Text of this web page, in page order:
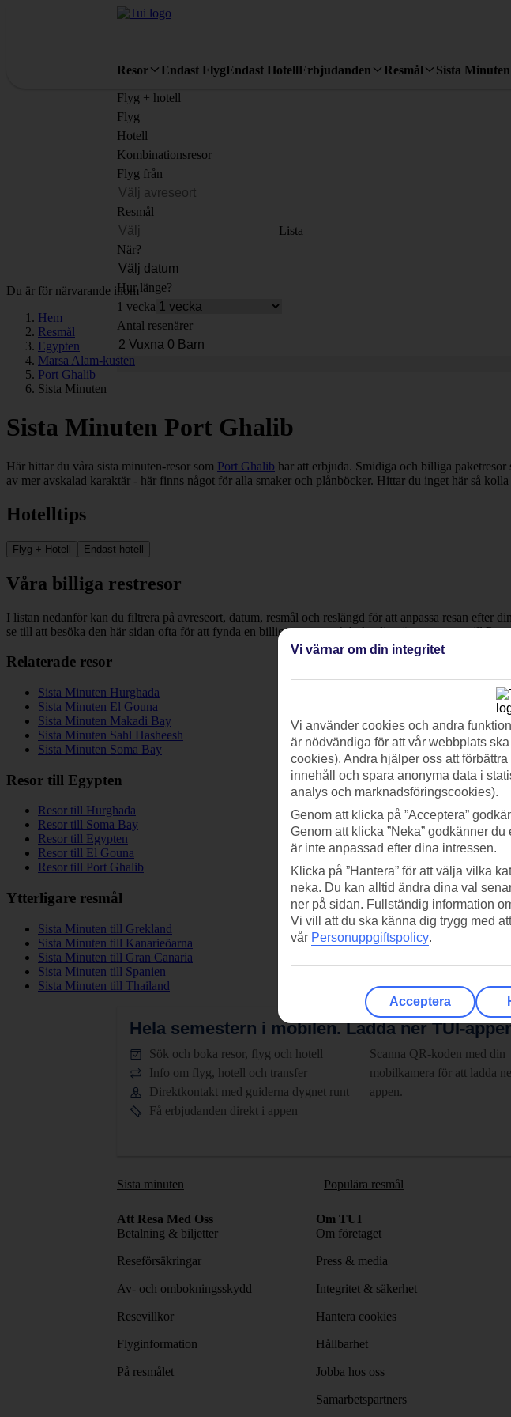
Resor Endast FlygEndast HotellErbjudanden Resmål Sista Minuten
Flyg + hotell
Flyg
Hotell
Kombinationsresor
Flyg från
Resmål
Lista
När?
Hur länge?
1 vecka
Antal resenärer
Du är för närvarande inom
Hem
Resmål
Egypten
Marsa Alam-kusten
Port Ghalib
Sista Minuten
Sista Minuten Port Ghalib
Här hittar du våra sista minuten-resor som Port Ghalib har att erbjuda. Smidiga och billiga
av mer avskalad karaktär - här finns något för alla smaker och plånböcker. Hittar du inget här så kolla
Hotelltips
Flyg + Hotell Endast hotell
Våra billiga restresor
I listan nedanför kan du filtrera på avreseort, datum, resmål och reslängd för att anpassa resan efter
se till att besöka den här sidan ofta för att fynda en billig restresa och boka din nästa semester till
Relaterade resor
Sista Minuten Hurghada
Sista Minuten El Gouna
Sista Minuten Makadi Bay
Sista Minuten Sahl Hasheesh
Sista Minuten Soma Bay
Resor till Egypten
Resor till Hurghada
Resor till Soma Bay
Resor till Egypten
Resor till El Gouna
Resor till Port Ghalib
Ytterligare resmål
Sista Minuten till Grekland
Sista Minuten till Kanarieöarna
Sista Minuten till Gran Canaria
Sista Minuten till Spanien
Sista Minuten till Thailand
Hela semestern i mobilen.Ladda ner TUI-
Sök och boka resor, flyg och hotell
Info om flyg, hotell och transfer
Direktkontakt med guiderna dygnet runt
Få erbjudanden direkt i appen
Scanna QR-koden med din
mobilkamera för att ladda
appen.
Sista minuten Populära resmål
Att Resa Med Oss
Betalning & biljetter
Reseförsäkringar
Av- och ombokningsskydd
Resevillkor
Flyginformation
På resmålet
Om TUI
Om företaget
Press & media
Integritet & säkerhet
Hantera cookies
Hållbarhet
Jobba hos oss
Samarbetspartners
Vi värnar om din integritet
Vi använder cookies och andra
är nödvändiga för att vår webbplats
cookies). Andra hjälper oss att
innehåll och spara anonyma data i
analys och marknadsföringscookies).
Genom att klicka på ”Acceptera”
Genom att klicka ”Neka” godkänner
är inte anpassad efter dina intressen.
Klicka på ”Hantera” för att välja vilka
neka. Du kan alltid ändra dina val
ner på sidan. Fullständig information
Vi vill att du ska känna dig trygg med
vår Personuppgiftspolicy.
Acceptera